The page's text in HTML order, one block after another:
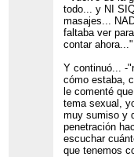
todo... y NI
masajes...
faltaba ver
contar ahora..."
Y continuó... -
cómo estaba,
le comenté
tema sexual,
muy sumiso y
penetración
escuchar
que tenemos